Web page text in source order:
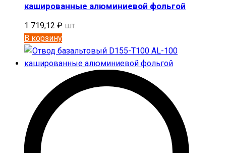
кашированные алюминиевой фольгой
1 719,12 ₽ шт.
В корзину